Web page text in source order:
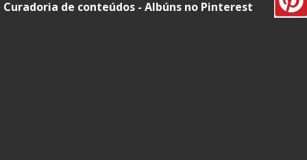
Curadoria de conteúdos - Albúns no Pinterest